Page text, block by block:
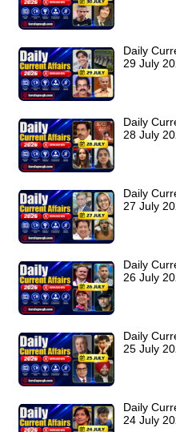
Daily
29 July
Daily
28 July
Daily
27 July
Daily
26 July
Daily
25 July
Daily
24 July